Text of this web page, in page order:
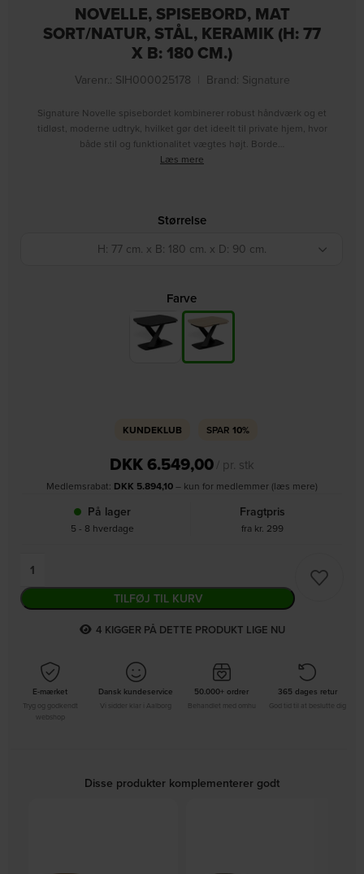
NOVELLE, SPISEBORD, MAT
SORT/NATUR, STÅL, KERAMIK (H: 77
X B: 180 CM.)
Varenr.: SIH000025178 Brand: Signature
Signature Novelle spisebordet kombinerer robust håndværk og et
tidløst, moderne udtryk, hvilket gør det ideelt til private hjem, hvor
både stil og funktionalitet vægtes højt. Borde…
Læs mere
Størrelse
H: 77 cm. x B: 180 cm. x D: 90 cm.
Farve
KUNDEKLUB SPAR 10%
DKK6.549,00/ pr. stk
Medlemsrabat: DKK 5.894,10– kun for medlemmer (læs mere)
På lager
5 - 8 hverdage
Fragtpris
fra kr. 299
TILFØJ TIL KURV
4 KIGGER PÅ DETTE PRODUKT LIGE NU
E-mærket
Tryg og godkendt
Dansk kundeservice
Vi sidder klar i Aalborg
50.000+ ordrer
Behandlet med omhu
365 dages retur
God tid til at beslutte dig
Disse produkter komplementerer godt